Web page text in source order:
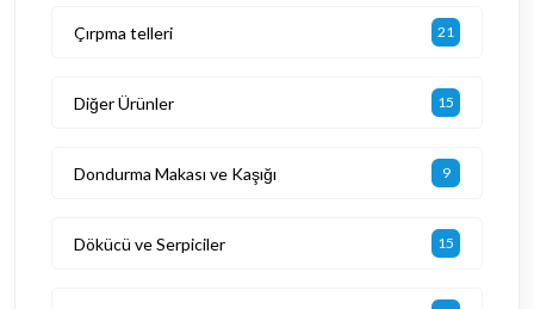
Çırpma telleri 21
Diğer Ürünler 15
Dondurma Makası ve Kaşığı 9
Dökücü ve Serpiciler 15